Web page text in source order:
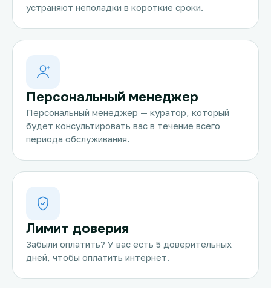
устраняют неполадки в короткие сроки.
Персональный менеджер
Персональный менеджер — куратор, который
будет консультировать вас в течение всего
периода обслуживания.
Лимит доверия
Забыли оплатить? У вас есть 5 доверительных
дней, чтобы оплатить интернет.